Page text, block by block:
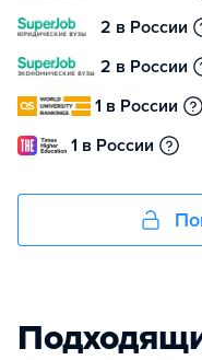
2 в России
2 в России
1 в России
1 в России